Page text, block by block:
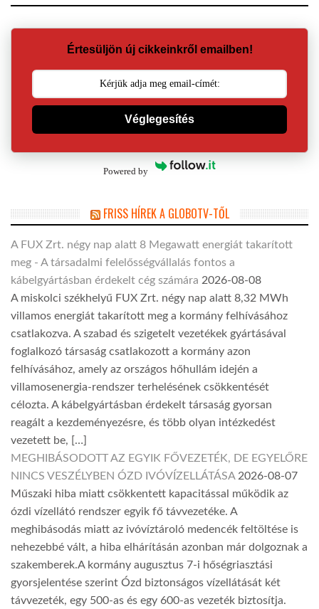
Értesüljön új cikkeinkről emailben!
Véglegesítés
Powered by
FRISS HÍREK A GLOBOTV-TŐL
A FUX Zrt. négy nap alatt 8 Megawatt energiát takarított
meg - A társadalmi felelősségvállalás fontos a
kábelgyártásban érdekelt cég számára 2026-08-08
A miskolci székhelyű FUX Zrt. négy nap alatt 8,32 MWh
villamos energiát takarított meg a kormány felhívásához
csatlakozva. A szabad és szigetelt vezetékek gyártásával
foglalkozó társaság csatlakozott a kormány azon
felhívásához, amely az országos hőhullám idején a
villamosenergia-rendszer terhelésének csökkentését
célozta. A kábelgyártásban érdekelt társaság gyorsan
reagált a kezdeményezésre, és több olyan intézkedést
vezetett be, […]
MEGHIBÁSODOTT AZ EGYIK FŐVEZETÉK, DE EGYELŐRE
NINCS VESZÉLYBEN ÓZD IVÓVÍZELLÁTÁSA 2026-08-07
Műszaki hiba miatt csökkentett kapacitással működik az
ózdi vízellátó rendszer egyik fő távvezetéke. A
meghibásodás miatt az ivóvíztároló medencék feltöltése is
nehezebbé vált, a hiba elhárításán azonban már dolgoznak a
szakemberek.A kormány augusztus 7-i hőségriasztási
gyorsjelentése szerint Ózd biztonságos vízellátását két
távvezeték, egy 500-as és egy 600-as vezeték biztosítja.